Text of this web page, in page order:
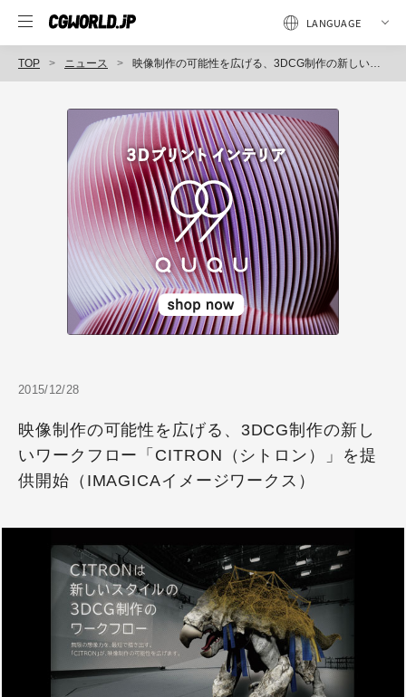
TOP ニュース 映像制作の可能性を広げる、3DCG制作の新しいワークフロー「CITRON（シトロン）」を提供開始（IMAGICAイメージワークス）
2015/12/28
映像制作の可能性を広げる、3DCG制作の新し
いワークフロー「CITRON（シトロン）」を提
供開始（IMAGICAイメージワークス）